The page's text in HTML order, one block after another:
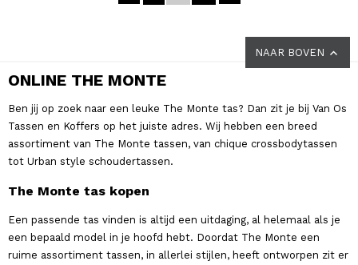
NAAR BOVEN
ONLINE THE MONTE
Ben jij op zoek naar een leuke The Monte tas? Dan zit je bij Van Os
Tassen en Koffers op het juiste adres. Wij hebben een breed
assortiment van The Monte tassen, van chique crossbodytassen
tot Urban style schoudertassen.
The Monte tas kopen
Een passende tas vinden is altijd een uitdaging, al helemaal als je
een bepaald model in je hoofd hebt. Doordat The Monte een
ruime assortiment tassen, in allerlei stijlen, heeft ontworpen zit er